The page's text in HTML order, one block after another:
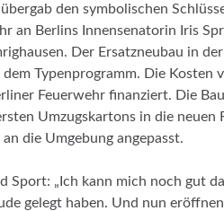
den symbolischen
an Berlins Innensenatorin Iris
Der Ersatzneubau in
Typenprogramm. Die
Feuerwehr finanziert. Die
Umzugskartons in die
die Umgebung angepasst.
Sport: „Ich kann mich noch gut
gelegt haben. Und nun